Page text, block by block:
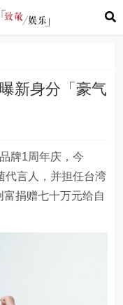
新身分「豪气
牌1周年庆，今
代言人，并担任台湾
捐赠七十万元给自